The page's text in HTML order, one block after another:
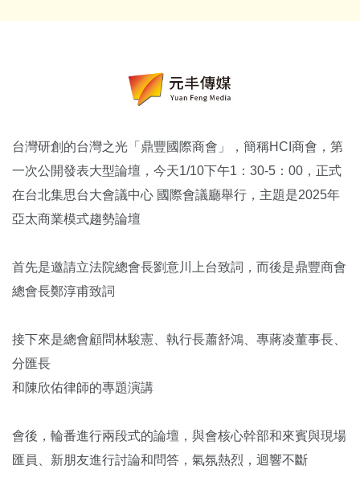
台灣研創的台灣之光「鼎豐國際商會」，簡稱HCI商會，第
一次公開發表大型論壇，今天1/10下午1：30-5：00，正式
在台北集思台大會議中心 國際會議廳舉行，主題是2025年
亞太商業模式趨勢論壇
首先是邀請立法院總會長劉意川上台致詞，而後是鼎豐商會
總會長鄭淳甫致詞
接下來是總會顧問林駿憲、執行長蕭舒鴻、專蔣凌董事長、
分匯長
和陳欣佑律師的專題演講
會後，輪番進行兩段式的論壇，與會核心幹部和來賓與現場
匯員、新朋友進行討論和問答，氣氛熱烈，迴響不斷